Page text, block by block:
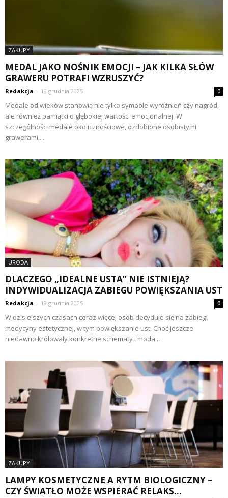
ZAKUPY
MEDAL JAKO NOŚNIK EMOCJI – JAK KILKA SŁÓW
GRAWERU POTRAFI WZRUSZYĆ?
Redakcja - 19 grudnia 2025 0
Medale od wieków stanowią nie tylko symbole wyróżnień czy nagród,
ale również pamiątki o głębokiej wartości emocjonalnej. W
szczególności medale okolicznościowe, ozdobione osobistymi
grawerami,...
URODA
DLACZEGO „IDEALNE USTA” NIE ISTNIEJĄ?
INDYWIDUALIZACJA ZABIEGU POWIĘKSZANIA UST
Redakcja - 19 grudnia 2025 0
W dzisiejszych czasach coraz więcej osób decyduje się na zabiegi
medycyny estetycznej, w tym powiększanie ust. Choć jeszcze
niedawno królowały konkretne schematy i moda...
ZAKUPY
LAMPY KOSMETYCZNE A RYTM BIOLOGICZNY –
CZY ŚWIATŁO MOŻE WSPIERAĆ RELAKS...